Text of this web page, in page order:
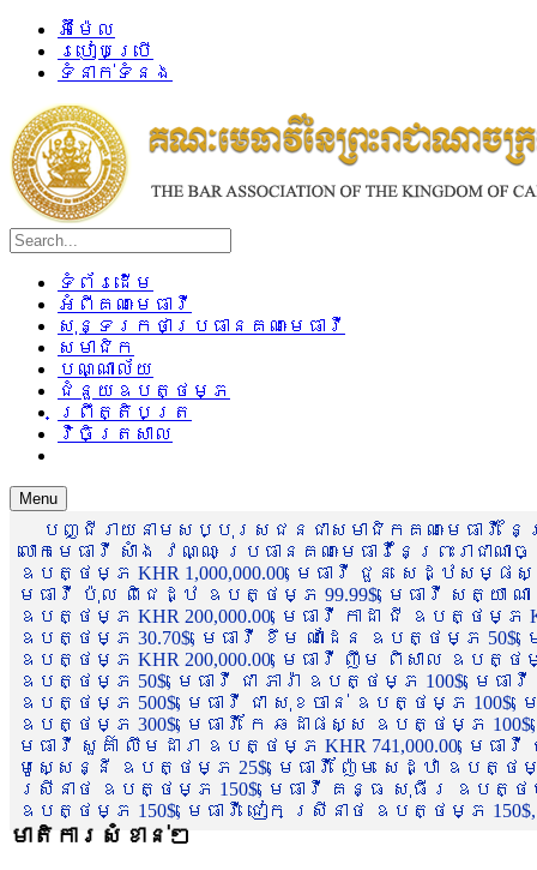
អ៊ីម៉ែល
របៀបប្រើ
ទំនាក់ទំនង
ទំព័រដើម
អំពីគណៈមេធាវី
សុន្ទរកថាប្រធានគណៈមេធាវី
សមាជិក
បណ្ណាល័យ
ជំនួយឧបត្ថម្ភ
ព្រឹត្តិបត្រ
វិចិត្រសាល
Menu
បញ្ជីរាយនាមសប្បុរសជនជាសមាជិកគណៈមេធាវី
លោកមេធាវី សាំង វណ្ណៈ ប្រធានគណៈមេធាវីនៃព្រះរា
ឧបត្ថម្ភ KHR 1,000,000.00, មេធាវី ជួន សេដ្ឋស
មេធាវី ប៉ុល ពិជេដ្ឋ ឧបត្ថម្ភ 99.99$, មេធាវី សត្យា ណ
ឧបត្ថម្ភ KHR 200,000.00, មេធាវី កាដា ជី ឧបត្ថម្ភ
ឧបត្ថម្ភ 30.70$, មេធាវី ខឹម ណាដែន ឧបត្ថម្ភ 50$,
ឧបត្ថម្ភ KHR 200,000.00, មេធាវី ញឹម ពិសាល ឧបត្ថ
ឧបត្ថម្ភ 50$, មេធាវី ជា ភារ៉ា ឧបត្ថម្ភ 100$, មេ
ឧបត្ថម្ភ 500$, មេធាវី ជា សុខចាន់ ឧបត្ថម្ភ
ឧបត្ថម្ភ 300$, មេធាវី កែ ឆដាផស្ស ឧបត្ថម្ភ
មេធាវី សួគ៌ា លឹមដារា ឧបត្ថម្ភ KHR 741,000.00, មេ
មូសេ្សន្នី ឧបត្ថម្ភ 25$, មេធាវី ញ៉ែម សេដ្ឋា ឧបត្ថ
ស្រីនាថ ឧបត្ថម្ភ 150$, មេធាវី គន្ធ សុធីរ ឧបត្ថម្ភ
ឧបត្ថម្ភ 150$, មេធាវី ជៀក ស្រីនាថ ឧបត្ថម្ភ 150$,
មាតិការសំខាន់ៗ